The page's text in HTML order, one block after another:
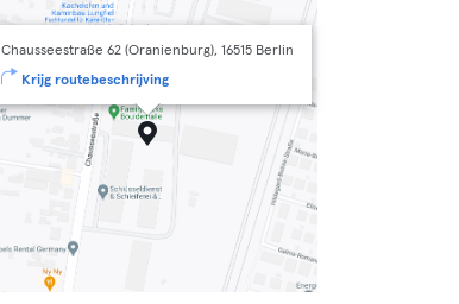
Chausseestraße 62 (Oranienburg), 16515 Berlin
Krijg routebeschrijving